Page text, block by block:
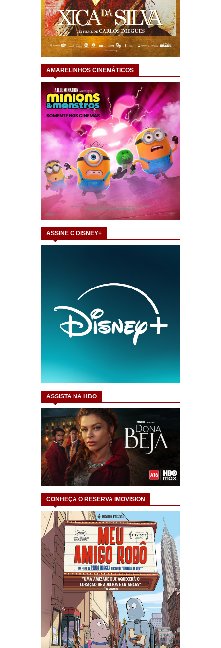
AMARELINHOS CINEMÁTICOS
ASSINE O DISNEY+
ASSISTA NA HBO
CONHEÇA O RESERVA IMOVISION